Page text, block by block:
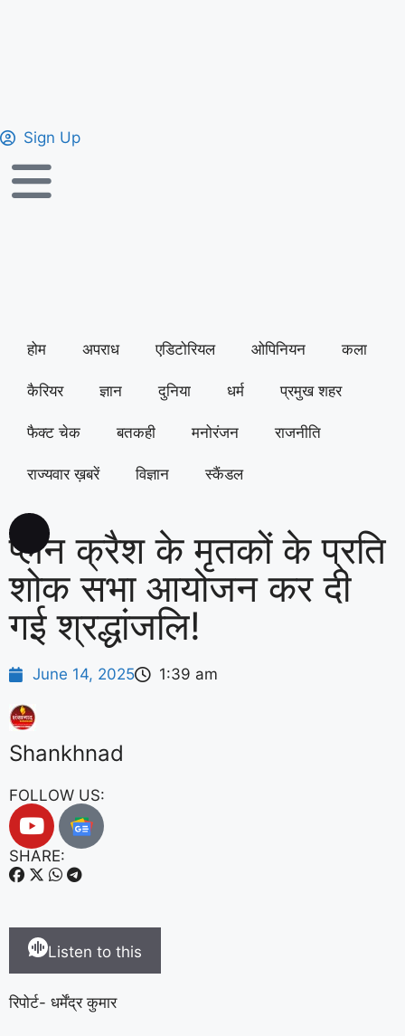
Sign Up
होम अपराध एडिटोरियल ओपिनियन कला
कैरियर ज्ञान दुनिया धर्म प्रमुख शहर
फैक्ट चेक बतकही मनोरंजन राजनीति
राज्यवार ख़बरें विज्ञान स्कैंडल
प्लेन क्रैश के मृतकों के प्रति
शोक सभा आयोजन कर दी
गई श्रद्धांजलि!
June 14, 2025 1:39 am
Shankhnad
FOLLOW US:
SHARE:
Listen to this
रिपोर्ट- धर्मेंद्र कुमार